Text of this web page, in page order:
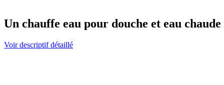
Un chauffe eau pour douche et eau
Voir descriptif détaillé